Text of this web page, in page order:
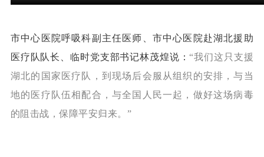
市中心医院呼吸科副主任医师、市中心医院赴湖北援助
医疗队队长、临时党支部书记林茂煌说： “我们这只支援
湖北的国家医疗队， 到现场后会服从组织的安排，与当
地的医疗队伍相配合， 与全国人民一起， 做好这场病毒
的阻击战，保障平安归来。”